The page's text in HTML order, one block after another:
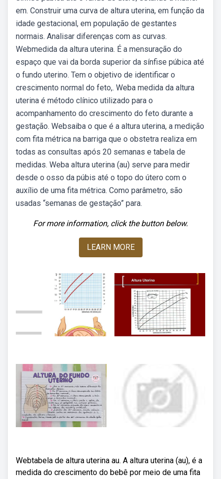
em. Construir uma curva de altura uterina, em função da
idade gestacional, em população de gestantes
normais. Analisar diferenças com as curvas.
Webmedida da altura uterina. É a mensuração do
espaço que vai da borda superior da sínfise púbica até
o fundo uterino. Tem o objetivo de identificar o
crescimento normal do feto,. Weba medida da altura
uterina é método clínico utilizado para o
acompanhamento do crescimento do feto durante a
gestação. Websaiba o que é a altura uterina, a medição
com fita métrica na barriga que o obstetra realiza em
todas as consultas após 20 semanas e tabela de
medidas. Weba altura uterina (au) serve para medir
desde o osso da púbis até o topo do útero com o
auxílio de uma fita métrica. Como parâmetro, são
usadas “semanas de gestação” para.
For more information, click the button below.
LEARN MORE
Webtabela de altura uterina au. A altura uterina (au), é a
medida do crescimento do bebê por meio de uma fita